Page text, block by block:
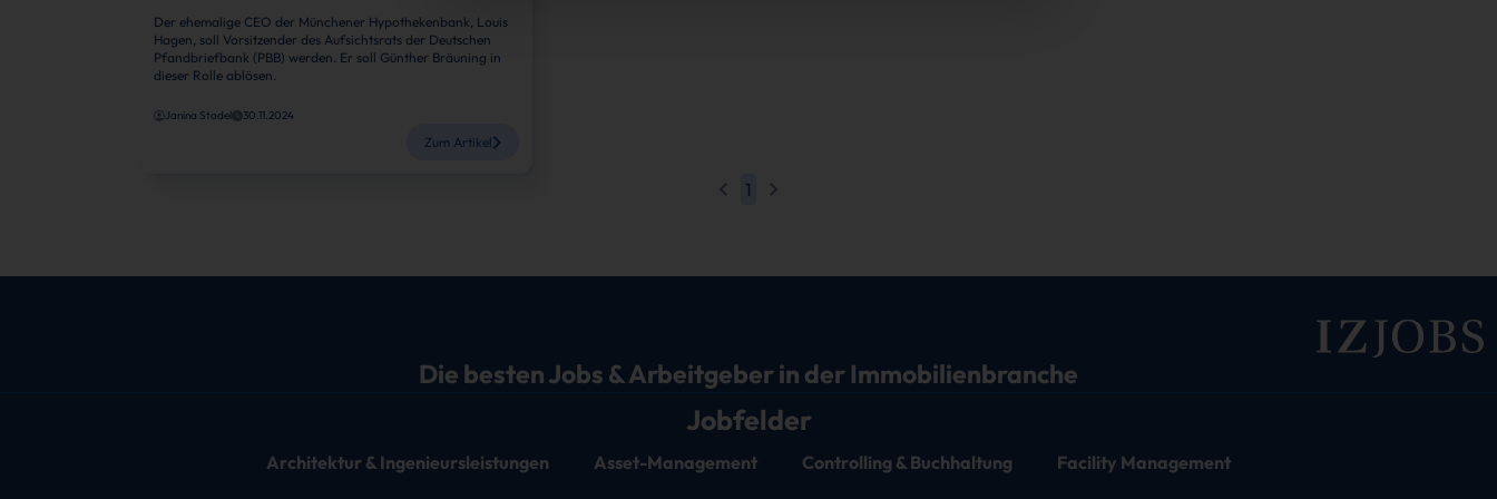
Der ehemalige CEO der Münchener Hypothekenbank, Louis
Hagen, soll Vorsitzender des Aufsichtsrats der Deutschen
Pfandbriefbank (PBB) werden. Er soll Günther Bräuning in
dieser Rolle ablösen.
Janina Stadel 30.11.2024
Zum Artikel
1
Die besten Jobs & Arbeitgeber in der Immobilienbranche
Jobfelder
Architektur & Ingenieursleistungen Asset-Management Controlling & Buchhaltung Facility Management